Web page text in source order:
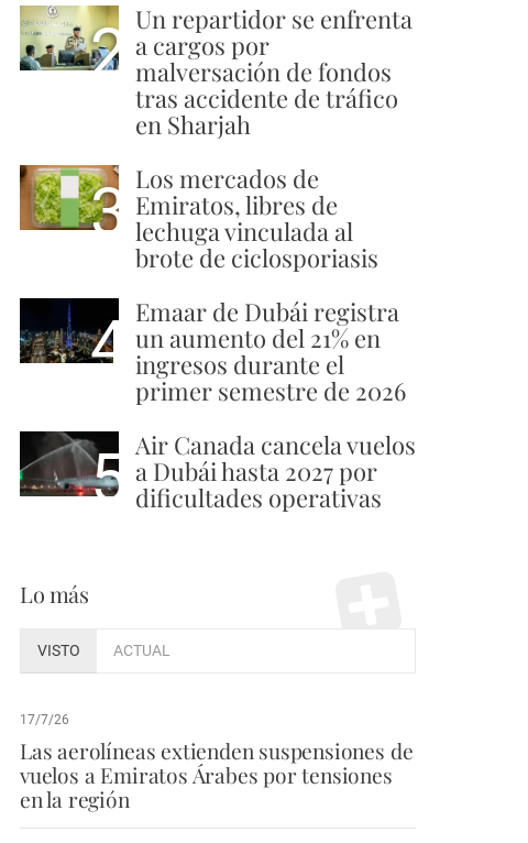
2 Un repartidor se enfrenta
a cargos por
malversación de fondos
tras accidente de tráfico
en Sharjah
3 Los mercados de
Emiratos, libres de
lechuga vinculada al
brote de ciclosporiasis
4 Emaar de Dubái registra
un aumento del 21% en
ingresos durante el
primer semestre de 2026
5 Air Canada cancela vuelos
a Dubái hasta 2027 por
dificultades operativas
Lo más
VISTO ACTUAL
17/7/26
Las aerolíneas extienden suspensiones de
vuelos a Emiratos Árabes por tensiones
en la región